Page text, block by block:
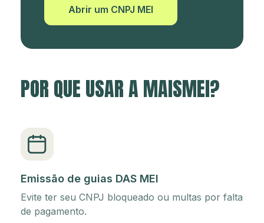
Abrir um CNPJ MEI
POR QUE USAR A MAISMEI?
Emissão de guias DAS MEI
Evite ter seu CNPJ bloqueado ou multas por falta
de pagamento.